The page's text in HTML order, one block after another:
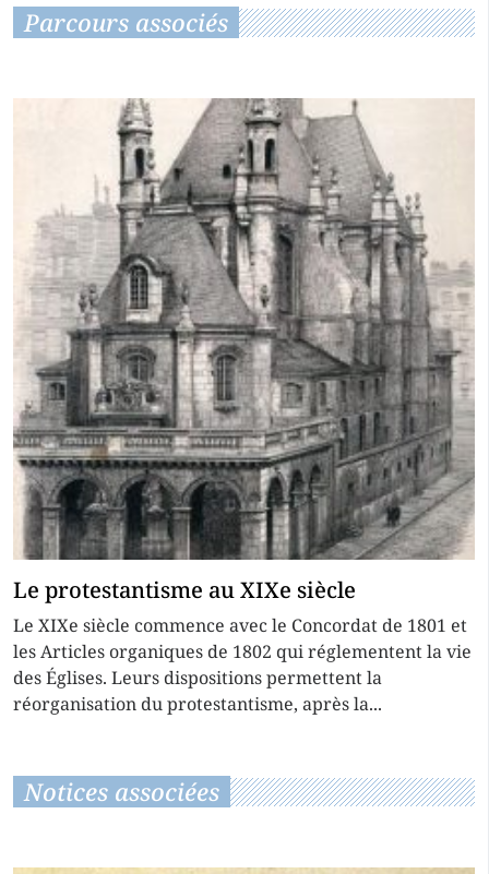
Parcours associés
Le protestantisme au XIXe siècle
Le XIXe siècle commence avec le Concordat de 1801 et
les Articles organiques de 1802 qui réglementent la vie
des Églises. Leurs dispositions permettent la
réorganisation du protestantisme, après la...
Notices associées